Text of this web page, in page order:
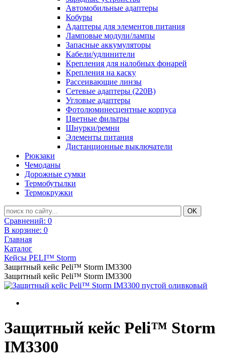
Автомобильные адаптеры
Кобуры
Адаптеры для элементов питания
Ламповые модули/лампы
Запасные аккумуляторы
Кабели/удлинители
Крепления для налобных фонарей
Крепления на каску
Рассеивающие линзы
Сетевые адаптеры (220В)
Угловые адаптеры
Фотолюминесцентные корпуса
Цветные фильтры
Шнурки/ремни
Элементы питания
Дистанционные выключатели
Рюкзаки
Чемоданы
Дорожные сумки
Термобутылки
Термокружки
Сравнений: 0
В корзине: 0
Главная
Каталог
Кейсы PELI™ Storm
Защитный кейс Peli™ Storm IM3300
Защитный кейс Peli™ Storm IM3300
Защитный кейс Peli™ Storm
IM3300